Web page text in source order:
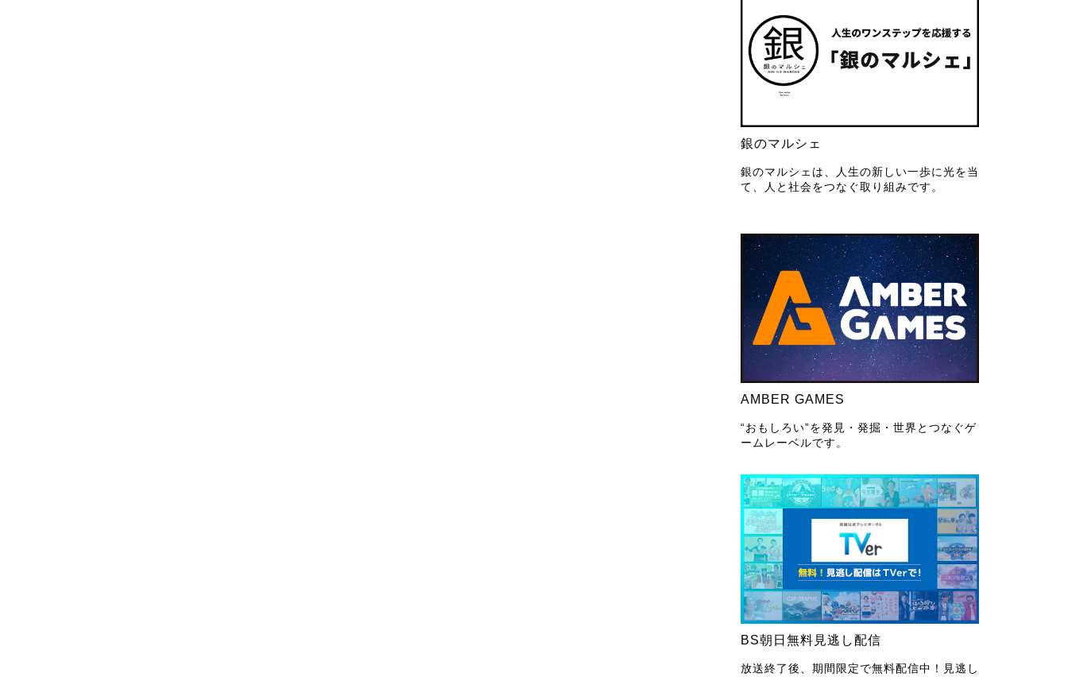
銀のマルシェ
銀のマルシェは、人生の新しい一歩に光を当
て、人と社会をつなぐ取り組みです。
AMBER GAMES
“おもしろい”を発見・発掘・世界とつなぐゲ
ームレーベルです。
BS朝日無料見逃し配信
放送終了後、期間限定で無料配信中！見逃し